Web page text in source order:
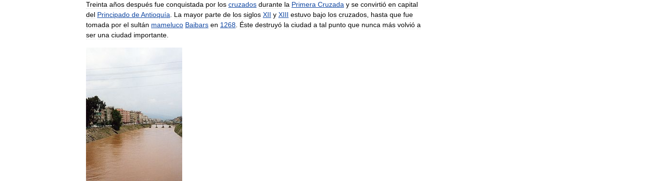
Treinta años después fue conquistada por los cruzados durante la Primera Cruzada y se convirtió en capital
del Principado deAntioquía La mayor parte de los siglos XII y XIII estuvo bajo los cruzados hasta que fue
tomada por el sultán mameluco Baibars en 1268 Éste destruyó la ciudad a tal punto que nunca más volvió a
ser una ciudad importante